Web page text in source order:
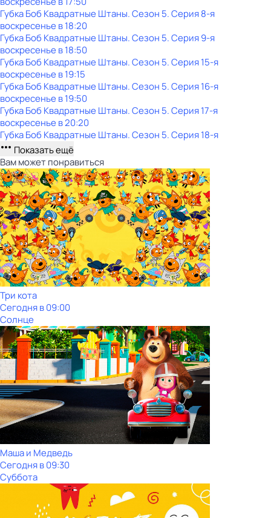
Губка Боб Квадратные Штаны. Сезон 5. Серия 8-я
воскресенье в18:20
Губка Боб Квадратные Штаны. Сезон 5. Серия 9-я
воскресенье в18:50
Губка Боб Квадратные Штаны. Сезон 5. Серия 15-я
воскресенье в19:15
Губка Боб Квадратные Штаны. Сезон 5. Серия 16-я
воскресенье в19:50
Губка Боб Квадратные Штаны. Сезон 5. Серия 17-я
воскресенье в20:20
Губка Боб Квадратные Штаны. Сезон 5. Серия 18-я
Показать ещё
Вам может понравиться
Три кота
Сегодня в 09:00
Солнце
Маша и Медведь
Сегодня в 09:30
Суббота